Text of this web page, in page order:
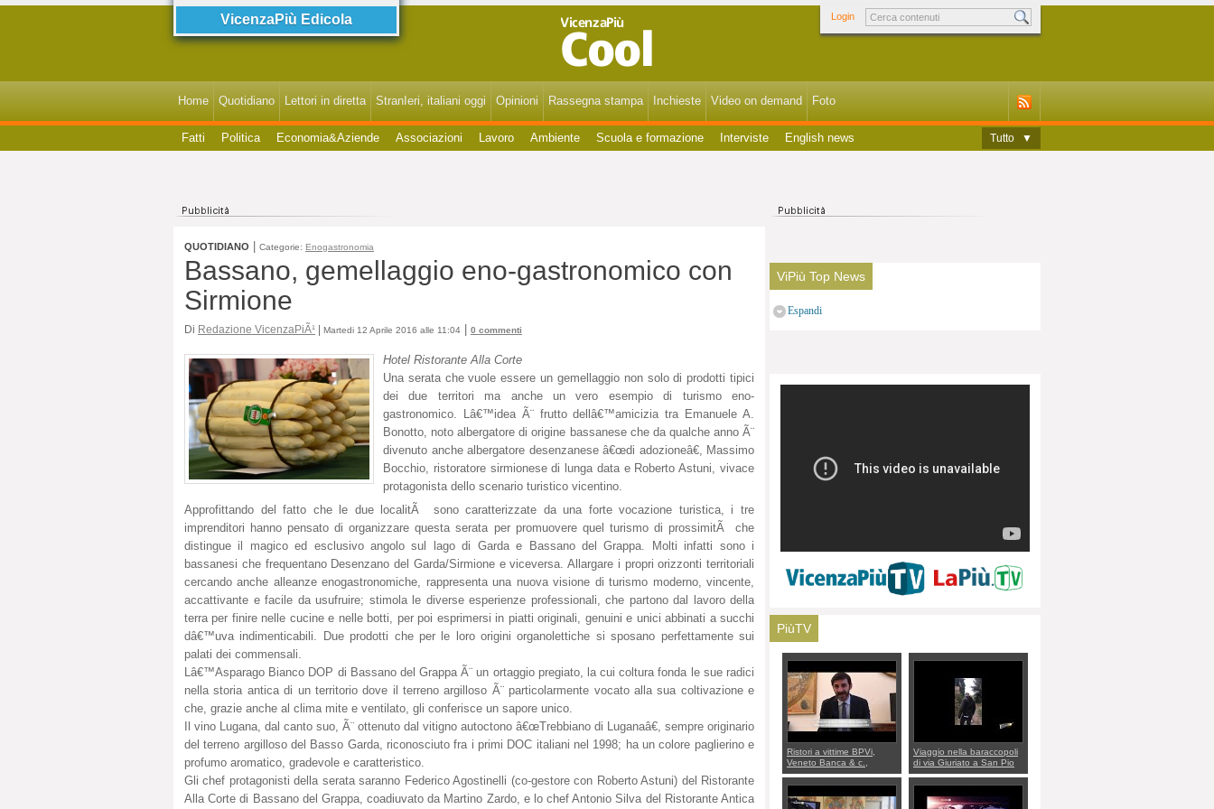
VicenzaPiù Edicola Login
Home Quotidiano Lettori in diretta StranIeri, italiani oggi Opinioni Rassegna stampa Inchieste Video on demand Foto
Fatti Politica Economia&Aziende Associazioni Lavoro Ambiente Scuola e formazione Interviste English news Tutto ▼
QUOTIDIANO Categorie: Enogastronomia
Bassano, gemellaggio eno-gastronomico con
Sirmione
Di Redazione VicenzaPiÃ¹ | Martedi 12 Aprile 2016 alle 11:04 0 commenti
Hotel Ristorante Alla Corte
Una serata che vuole essere un gemellaggio non solo di prodotti tipici
dei due territori ma anche un vero esempio di turismo eno-
gastronomico. Lâ€™idea Ã¨ frutto dellâ€™amicizia tra Emanuele A.
Bonotto, noto albergatore di origine bassanese che da qualche anno Ã¨
divenuto anche albergatore desenzanese â€œdi adozioneâ€, Massimo
Bocchio, ristoratore sirmionese di lunga data e Roberto Astuni, vivace
protagonista dello scenario turistico vicentino.
Approfittando del fatto che le due localitÃ sono caratterizzate da una forte vocazione turistica, i tre
imprenditori hanno pensato di organizzare questa serata per promuovere quel turismo di prossimitÃ che
distingue il magico ed esclusivo angolo sul lago di Garda e Bassano del Grappa. Molti infatti sono i
bassanesi che frequentano Desenzano del Garda/Sirmione e viceversa. Allargare i propri orizzonti territoriali
cercando anche alleanze enogastronomiche, rappresenta una nuova visione di turismo moderno, vincente,
accattivante e facile da usufruire; stimola le diverse esperienze professionali, che partono dal lavoro della
terra per finire nelle cucine e nelle botti, per poi esprimersi in piatti originali, genuini e unici abbinati a succhi
dâ€™uva indimenticabili. Due prodotti che per le loro origini organolettiche si sposano perfettamente sui
palati dei commensali.
Lâ€™Asparago Bianco DOP di Bassano del Grappa Ã¨ un ortaggio pregiato, la cui coltura fonda le sue radici
nella storia antica di un territorio dove il terreno argilloso Ã¨ particolarmente vocato alla sua coltivazione e
che, grazie anche al clima mite e ventilato, gli conferisce un sapore unico.
Il vino Lugana, dal canto suo, Ã¨ ottenuto dal vitigno autoctono â€œTrebbiano di Luganaâ€, sempre originario
del terreno argilloso del Basso Garda, riconosciuto fra i primi DOC italiani nel 1998; ha un colore paglierino e
profumo aromatico, gradevole e caratteristico.
Gli chef protagonisti della serata saranno Federico Agostinelli (co-gestore con Roberto Astuni) del Ristorante
Alla Corte di Bassano del Grappa, coadiuvato da Martino Zardo, e lo chef Antonio Silva del Ristorante Antica
ViPiù Top News
Espandi
PiùTV
Ristori a vittime BPVi,
Veneto Banca & c.,
appello al sottosegretario
Alessio Villarosa: per
mettere ordine convochi
con Di Maio CNCU a
Viaggio nella baraccopoli
di via Giuriato a San Pio
X. Vicenza ai Vicentini:
“faremo un regalo di
Natale ai residenti”